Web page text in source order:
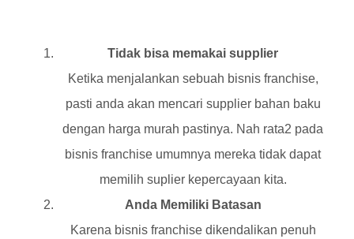
Tidak bisa memakai supplier
Ketika menjalankan sebuah bisnis franchise,
pasti anda akan mencari supplier bahan baku
dengan harga murah pastinya. Nah rata2 pada
bisnis franchise umumnya mereka tidak dapat
memilih suplier kepercayaan kita.
Anda Memiliki Batasan
Karena bisnis franchise dikendalikan penuh